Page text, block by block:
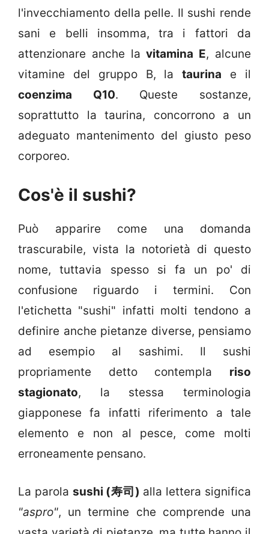
l'invecchiamento della pelle. Il sushi rende
sani e belli insomma, tra i fattori da
attenzionare anche lavitamina E, alcune
vitamine del gruppo B, lataurina e il
coenzima Q10. Queste sostanze,
soprattutto la taurina, concorrono a un
adeguato mantenimento del giusto peso
corporeo.
Cos'è il sushi?
Può apparire come una domanda
trascurabile, vista la notorietà di questo
nome, tuttavia spesso si fa un po' di
confusione riguardo i termini. Con
l'etichetta "sushi" infatti molti tendono a
definire anche pietanze diverse, pensiamo
ad esempio al sashimi. Il sushi
propriamente detto contempla riso
stagionato, la stessa terminologia
giapponese fa infatti riferimento a tale
elemento e non al pesce, come molti
erroneamente pensano.
La parola sushi (寿司) alla lettera significa
"aspro", un termine che comprende una